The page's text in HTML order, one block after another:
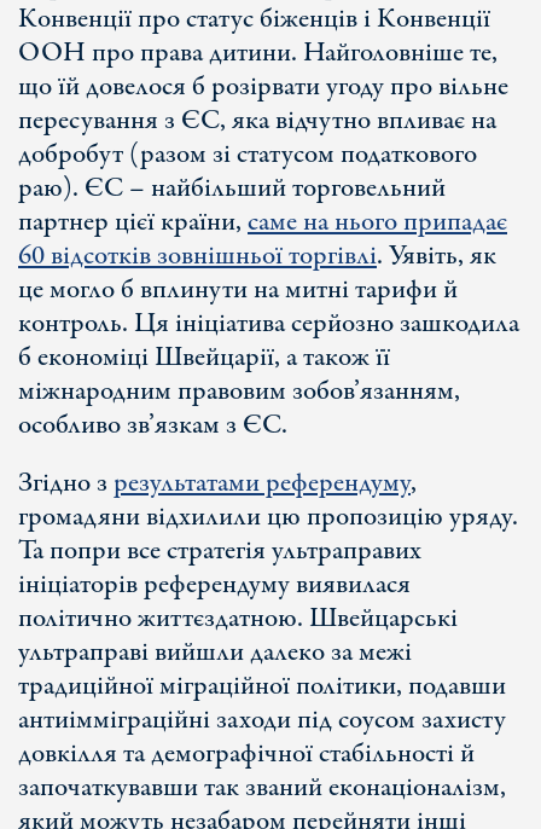
Конвенції про статус біженців і Конвенції
ООН про права дитини. Найголовніше те,
що їй довелося б розірвати угоду про вільне
пересування з ЄС, яка відчутно впливає на
добробут (разом зі статусом податкового
раю). ЄС – найбільший торговельний
партнер цієї країни,саме на нього припадає
60 відсотків зовнішньої торгівлі. Уявіть, як
це могло б вплинути на митні тарифи й
контроль. Ця ініціатива серйозно зашкодила
б економіці Швейцарії, а також її
міжнародним правовим зобов’язанням,
особливо зв’язкам з ЄС.
Згідно з результатами референдуму,
громадяни відхилили цю пропозицію уряду.
Та попри все стратегія ультраправих
ініціаторів референдуму виявилася
політично життєздатною. Швейцарські
ультраправі вийшли далеко за межі
традиційної міграційної політики, подавши
антиімміграційні заходи під соусом захисту
довкілля та демографічної стабільності й
започаткувавши так званий еконаціоналізм,